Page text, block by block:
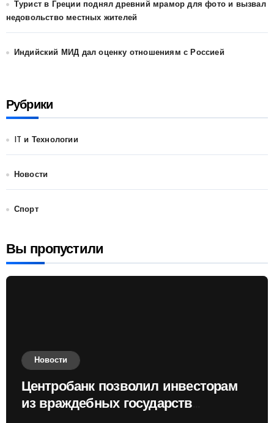
Турист в Греции поднял древний мрамор для фото и вызвал
недовольство местных жителей
Индийский МИД дал оценку отношениям с Россией
Рубрики
IT и Технологии
Новости
Спорт
Вы пропустили
Новости
Центробанк позволил инвесторам
из враждебных государств